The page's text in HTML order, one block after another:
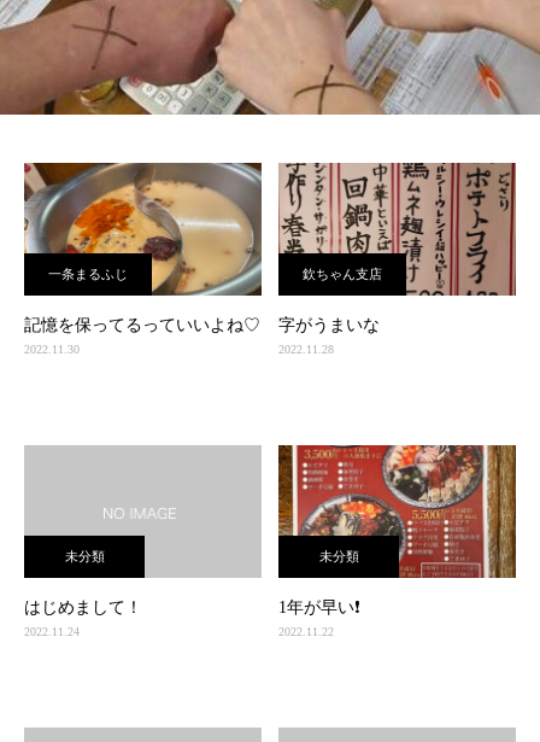
一条まるふじ
記憶を保ってるっていいよね♡
2022.11.30
欽ちゃん支店
字がうまいな
2022.11.28
未分類
はじめまして！
2022.11.24
未分類
1年が早い❗️
2022.11.22